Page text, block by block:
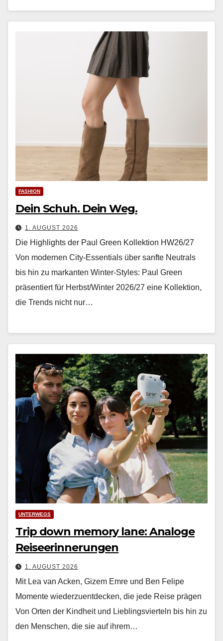
FASHION
Dein Schuh. Dein Weg.
1. AUGUST 2026
Die Highlights der Paul Green Kollektion HW26/27
Von mod­er­nen City-Essen­tials über san­fte Neu­trals
bis hin zu markan­ten Win­ter-Styles: Paul Green
präsen­tiert für Herbst/Winter 2026/27 eine Kollek­tion,
die Trends nicht nur…
UNTERWEGS
Trip down memory lane: Analoge
Reiseerinnerungen
1. AUGUST 2026
Mit Lea van Acken, Gizem Emre und Ben Felipe
Momente wiederzuentdecken, die jede Reise prägen
Von Orten der Kind­heit und Lieblingsvierteln bis hin zu
den Men­schen, die sie auf ihrem…